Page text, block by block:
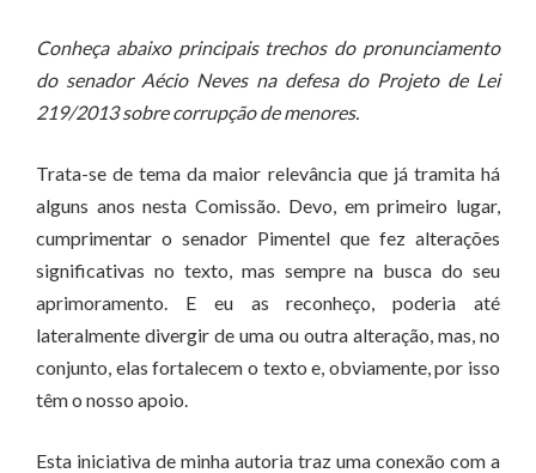
Conheça abaixo principais trechos do pronunciamento
do senador Aécio Neves na defesa do Projeto de Lei
219/2013 sobre corrupção de menores.
Trata-se de tema da maior relevância que já tramita há
alguns anos nesta Comissão. Devo, em primeiro lugar,
cumprimentar o senador Pimentel que fez alterações
significativas no texto, mas sempre na busca do seu
aprimoramento. E eu as reconheço, poderia até
lateralmente divergir de uma ou outra alteração, mas, no
conjunto, elas fortalecem o texto e, obviamente, por isso
têm o nosso apoio.
Esta iniciativa de minha autoria traz uma conexão com a